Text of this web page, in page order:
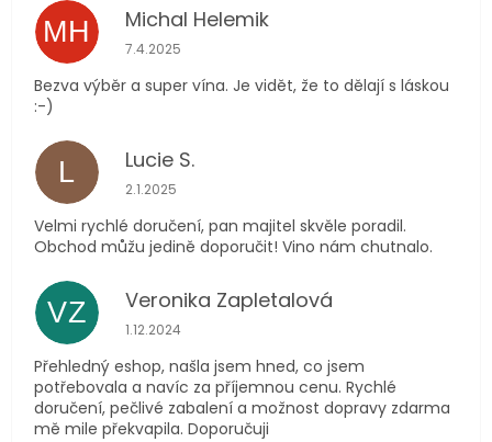
MH Michal Helemik
Hodnocení obchodu je 5 z 5 hvězdiček.
7.4.2025
Bezva výběr a super vína. Je vidět, že to dělají s láskou
:-)
L Lucie S.
Hodnocení obchodu je 5 z 5 hvězdiček.
2.1.2025
Velmi rychlé doručení, pan majitel skvěle poradil.
Obchod můžu jedině doporučit! Vino nám chutnalo.
VZ Veronika Zapletalová
Hodnocení obchodu je 5 z 5 hvězdiček.
1.12.2024
Přehledný eshop, našla jsem hned, co jsem
potřebovala a navíc za příjemnou cenu. Rychlé
doručení, pečlivé zabalení a možnost dopravy zdarma
mě mile překvapila. Doporučuji